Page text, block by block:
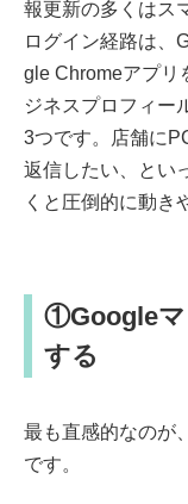
報更新の多くはス
ログイン経路は、
gle Chromeアプリ
ジネスプロフィー
3つです。店舗に
返信したい、とい
くと圧倒的に動き
①Googleマ
する
最も直感的なのが
です。